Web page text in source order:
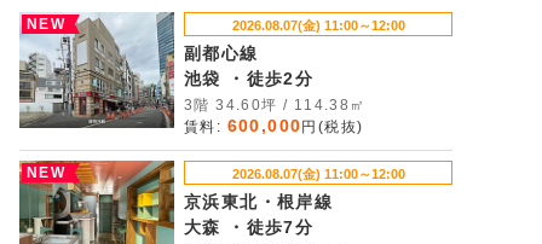
NEW 2026.08.07(金) 11:00～12:00
副都心線
池袋 ・徒歩2分
3階 34.60坪 / 114.38㎡
賃料: 600,000 円(税抜)
NEW 2026.08.07(金) 11:00～12:00
京浜東北・根岸線
大森 ・徒歩7分